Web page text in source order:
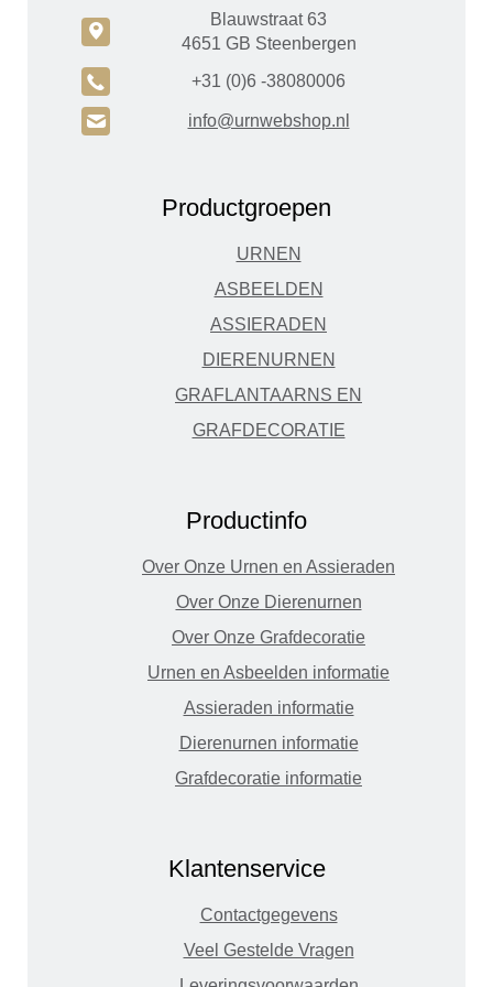
c
Blauwstraat 63
4651 GB Steenbergen
A +31 (0)6 -38080006
H info@urnwebshop.nl
Productgroepen
URNEN
ASBEELDEN
ASSIERADEN
DIERENURNEN
GRAFLANTAARNS EN
GRAFDECORATIE
Productinfo
Over Onze Urnen en Assieraden
Over Onze Dierenurnen
Over Onze Grafdecoratie
Urnen en Asbeelden informatie
Assieraden informatie
Dierenurnen informatie
Grafdecoratie informatie
Klantenservice
Contactgegevens
Veel Gestelde Vragen